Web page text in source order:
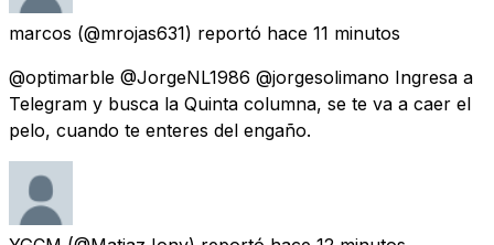
marcos (@mrojas631) reportó hace 11 minutos
@optimarble @JorgeNL1986 @jorgesolimano Ingresa a
Telegram y busca la Quinta columna, se te va a caer el
pelo, cuando te enteres del engaño.